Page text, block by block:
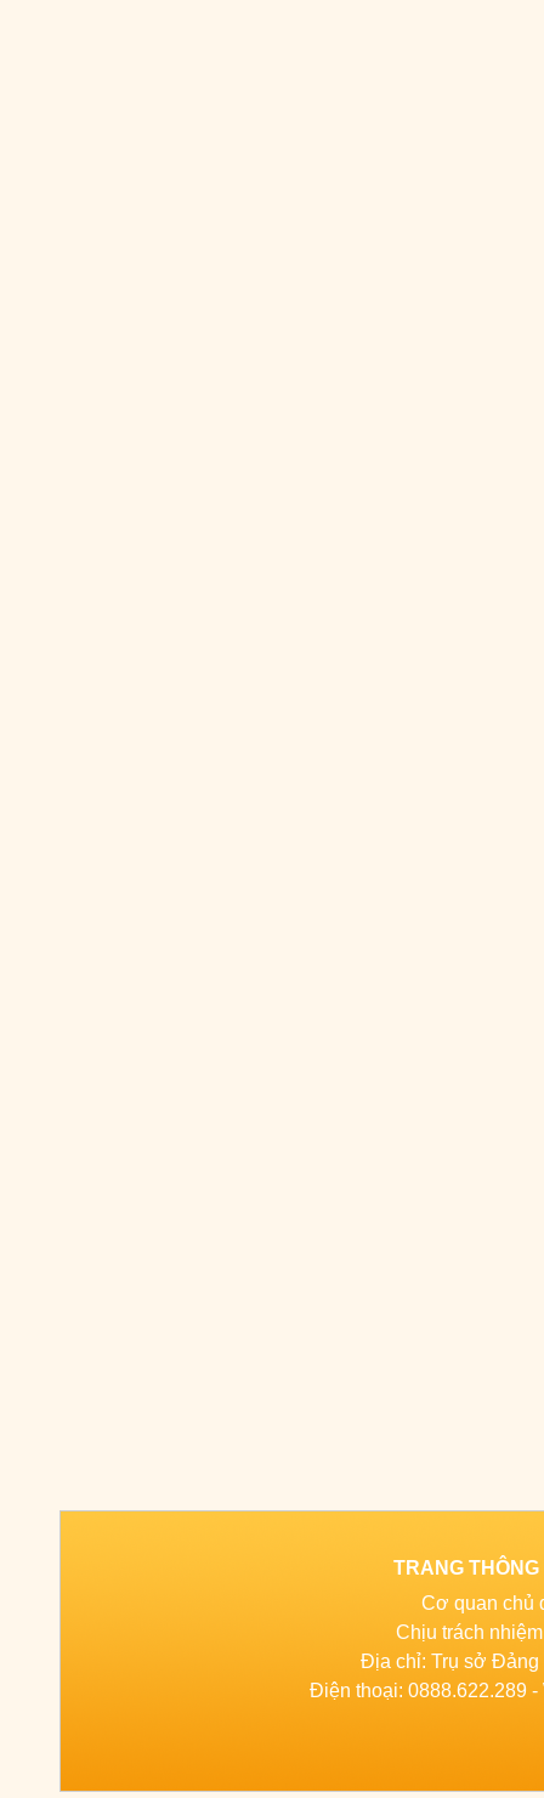
TRANG
Cơ quan chủ
Chịu trách
Địa chỉ: Trụ sở Đảng
Điện thoại: 0888.622.289 -